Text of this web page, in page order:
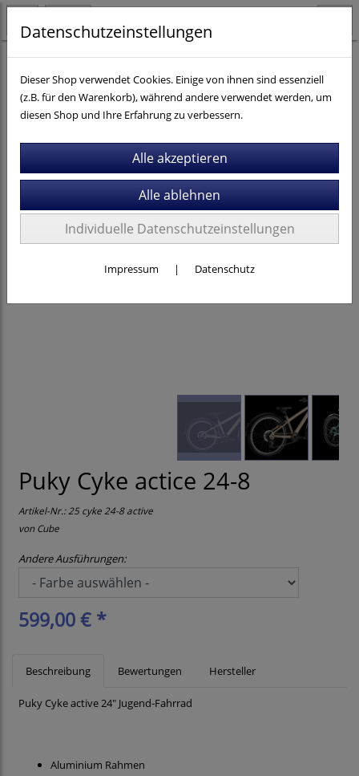
Kinder- / Jugendräder Puky Jugendräder 24"
Puky Cyke actice 24-8
Artikel-Nr.:25 cyke 24-8 active
vonCube
Andere Ausführungen:
599,00 € *
Beschreibung Bewertungen Hersteller
Puky Cyke active 24" Jugend-Fahrrad
Aluminium Rahmen
Datenschutzeinstellungen
Dieser Shop verwendet Cookies. Einige von ihnen sind essenziell
(z.B. für den Warenkorb), während andere verwendet werden, um
diesen Shop und Ihre Erfahrung zu verbessern.
Individuelle Datenschutzeinstellungen
Impressum | Datenschutz